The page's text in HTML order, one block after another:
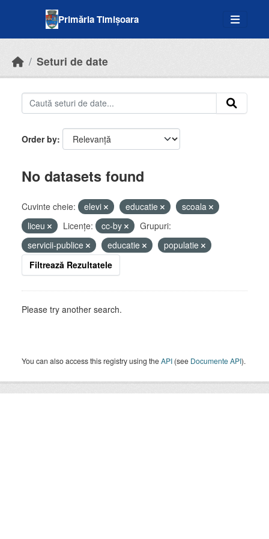
Primăria Timișoara
Seturi de date
Order by
No datasets found
Cuvinte cheie: elevi educatie
scoala
liceu
Licenţe: cc-by
Grupuri:
servicii-publice
educatie
populatie
Filtrează Rezultatele
Please try another search.
You can also access this registry using theAPI (see Documente API).